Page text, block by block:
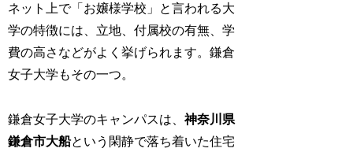
ネット上で「お嬢様学校」と言われる大
学の特徴には、立地、付属校の有無、学
費の高さなどがよく挙げられます。鎌倉
女子大学もその一つ。
鎌倉女子大学のキャンパスは、神奈川県
鎌倉市大船という閑静で落ち着いた住宅